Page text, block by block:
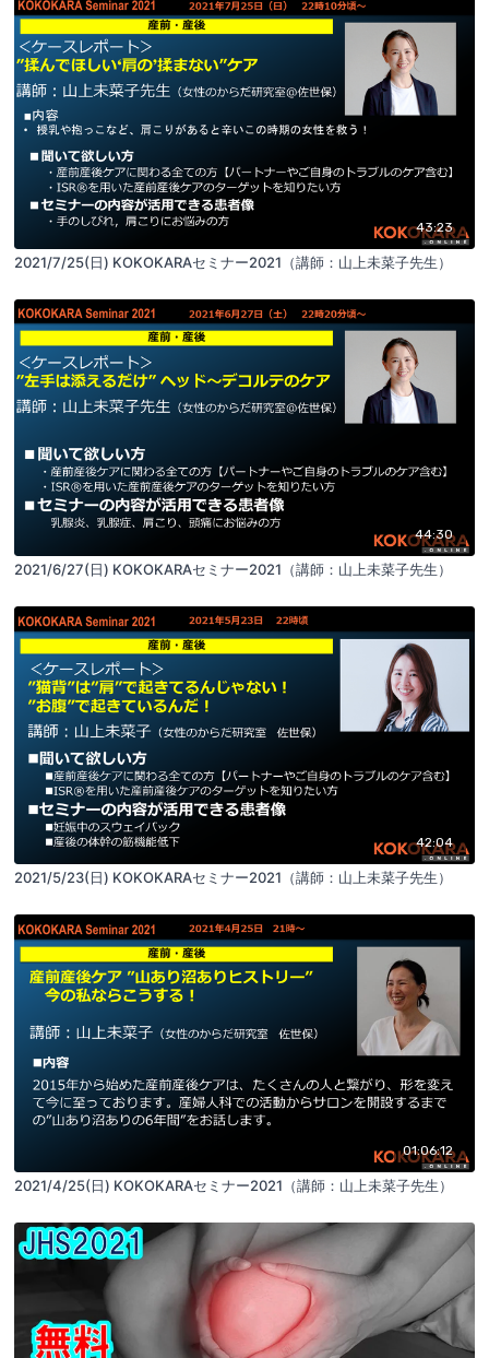
43:23
2021/7/25(日) KOKOKARAセミナー2021（講師：山上未菜子先生）
44:30
2021/6/27(日) KOKOKARAセミナー2021（講師：山上未菜子先生）
42:04
2021/5/23(日) KOKOKARAセミナー2021（講師：山上未菜子先生）
01:06:12
2021/4/25(日) KOKOKARAセミナー2021（講師：山上未菜子先生）